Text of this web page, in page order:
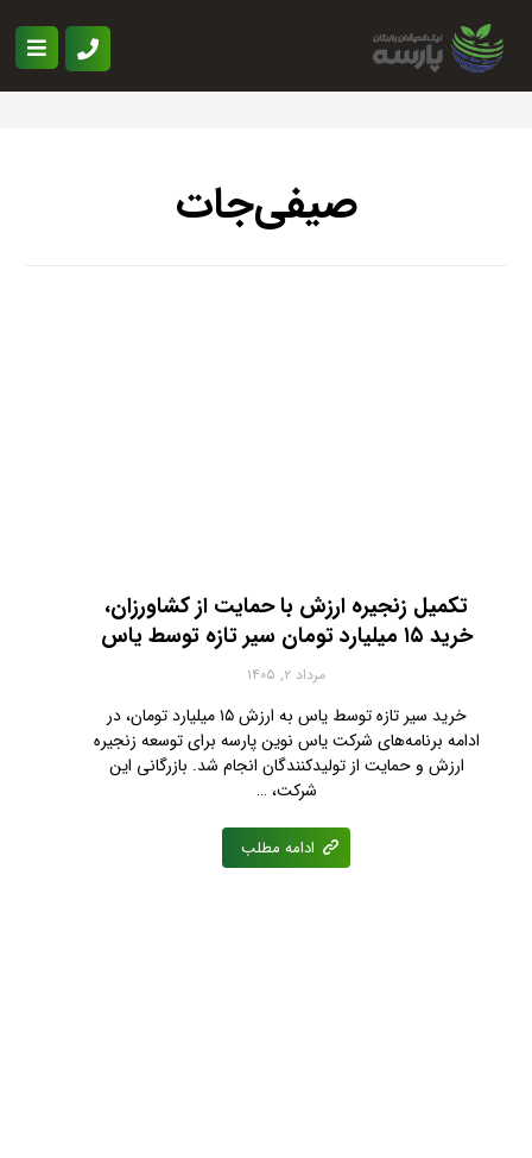
صیفی‌جات
تکمیل زنجیره ارزش با حمایت از کشاورزان،
خرید ۱۵ میلیارد تومان سیر تازه توسط یاس
مرداد ۲, ۱۴۰۵
خرید سیر تازه توسط یاس به ارزش ۱۵ میلیارد تومان، در
ادامه برنامه‌های شرکت یاس نوین پارسه برای توسعه زنجیره
ارزش و حمایت از تولیدکنندگان انجام شد. بازرگانی این
شرکت، …
ادامه مطلب